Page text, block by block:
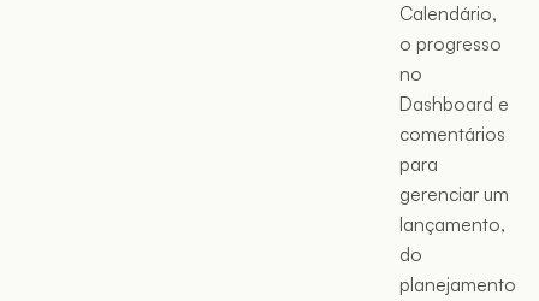
Calendário,
o progresso
no
Dashboard e
comentários
para
gerenciar um
lançamento,
do
planejamento